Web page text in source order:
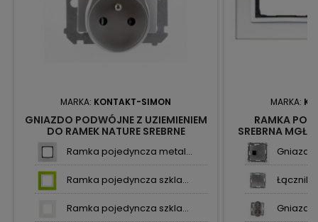
MARKA: KONTAKT-SIMON
GNIAZDO PODWÓJNE Z UZIEMIENIEM
DO RAMEK NATURE SREBRNE
DGZ2MZN.01/43 KONTAKT SIMON54
Ramka pojedyncza metal...
Ramka pojedyncza szkla...
Ramka pojedyncza szkla...
MARKA:
RAMKA
SREBRNA
Gniazdo
Łącznik